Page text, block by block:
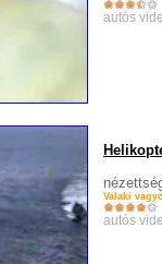
autós
Valaki
autós